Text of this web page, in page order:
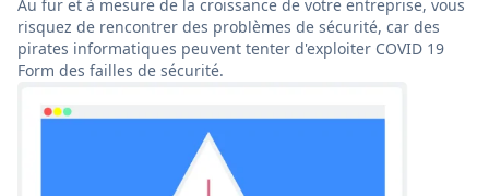
Au fur et à mesure de la croissance de votre entreprise, vous
risquez de rencontrer des problèmes de sécurité, car des
pirates informatiques peuvent tenter d'exploiter COVID 19
Form des failles de sécurité.